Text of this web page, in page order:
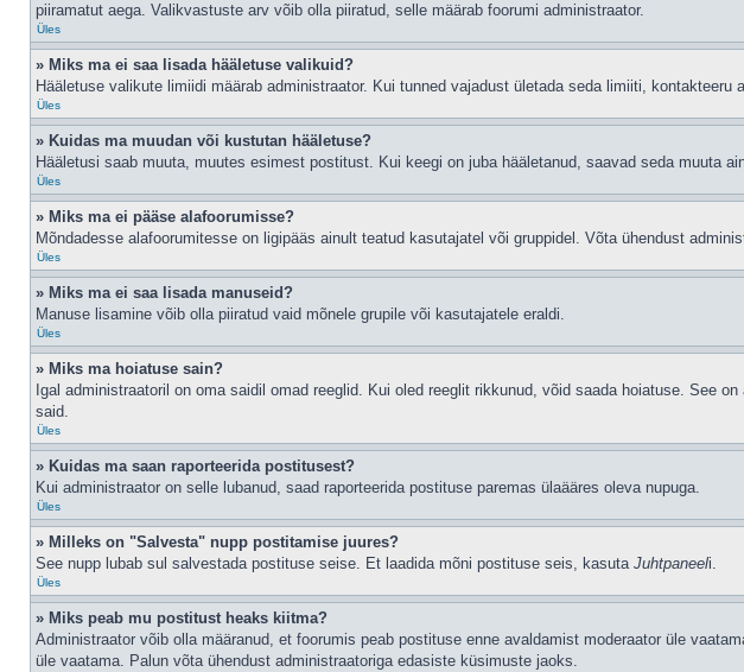
piiramatut aega. Valikvastuste arv võib olla piiratud, selle määrab foorumi administraator.
Üles
» Miks ma ei saa lisada hääletuse valikuid?
Hääletuse valikute limiidi määrab administraator. Kui tunned vajadust ületada seda limiiti, kontakteeru
Üles
» Kuidas ma muudan või kustutan hääletuse?
Hääletusi saab muuta, muutes esimest postitust. Kui keegi on juba hääletanud, saavad seda muuta
Üles
» Miks ma ei pääse alafoorumisse?
Mõndadesse alafoorumitesse on ligipääs ainult teatud kasutajatel või gruppidel. Võta ühendust
Üles
» Miks ma ei saa lisada manuseid?
Manuse lisamine võib olla piiratud vaid mõnele grupile või kasutajatele eraldi.
Üles
» Miks ma hoiatuse sain?
Igal administraatoril on oma saidil omad reeglid. Kui oled reeglit rikkunud, võid saada hoiatuse. See
said.
Üles
» Kuidas ma saan raporteerida postitusest?
Kui administraator on selle lubanud, saad raporteerida postituse paremas ülaääres oleva nupuga.
Üles
» Milleks on "Salvesta" nupp postitamise juures?
See nupp lubab sul salvestada postituse seise. Et laadida mõni postituse seis, kasuta Juhtpaneeli.
Üles
» Miks peab mu postitust heaks kiitma?
Administraator võib olla määranud, et foorumis peab postituse enne avaldamist moderaator üle
üle vaatama. Palun võta ühendust administraatoriga edasiste küsimuste jaoks.